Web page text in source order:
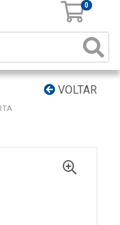
0
VOLTAR